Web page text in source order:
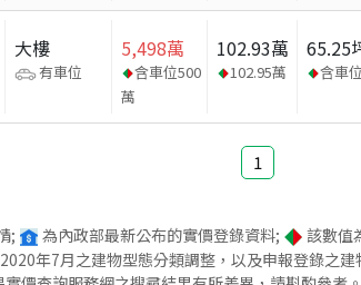
大樓
有車位
5,498萬
含車位500
萬
102.93萬
102.95萬
65.25
含車
1
; 為內政部最新公布的實價登錄資料; 該數值
年7月之建物型態分類調整，以及申報登錄之